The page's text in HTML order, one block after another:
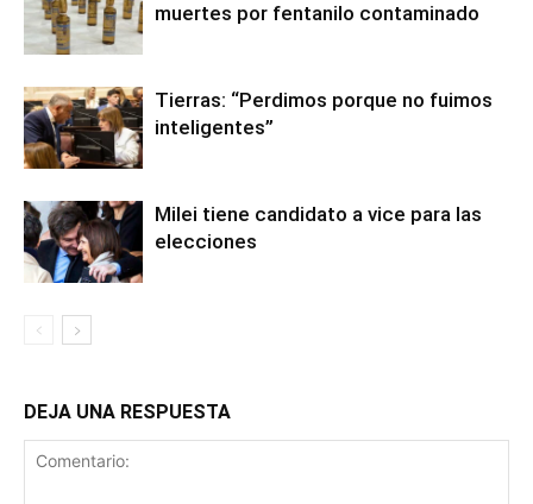
muertes por fentanilo contaminado
Tierras: “Perdimos porque no fuimos
inteligentes”
Milei tiene candidato a vice para las
elecciones
DEJA UNA RESPUESTA